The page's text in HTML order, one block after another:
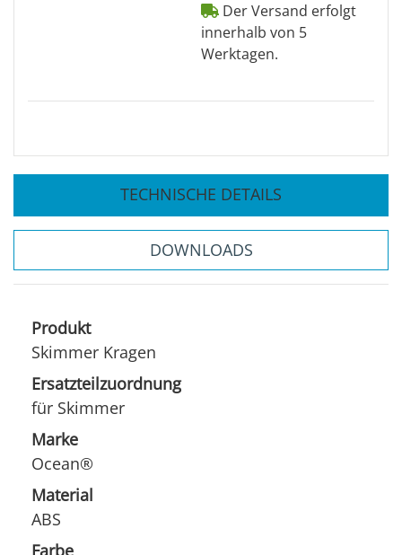
Der Versand erfolgt
innerhalb von 5
Werktagen.
TECHNISCHE DETAILS
DOWNLOADS
Produkt
Skimmer Kragen
Ersatzteilzuordnung
für Skimmer
Marke
Ocean®
Material
ABS
Farbe